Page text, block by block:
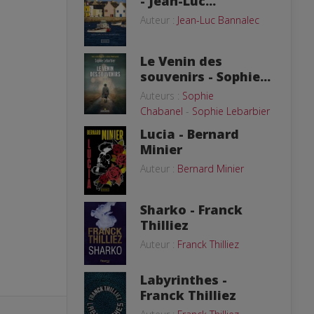
Auteur : Jean-Luc Bannalec
Le Venin des
souvenirs - Sophie...
Auteurs : Sophie
Chabanel - Sophie Lebarbier
Lucia - Bernard
Minier
Auteur : Bernard Minier
Sharko - Franck
Thilliez
Auteur : Franck Thilliez
Labyrinthes -
Franck Thilliez